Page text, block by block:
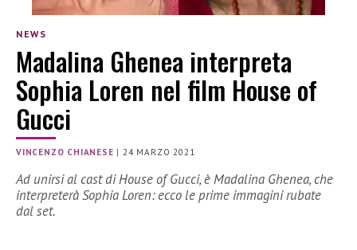
NEWS
Madalina Ghenea interpreta
Sophia Loren nel film House of
Gucci
VINCENZO CHIANESE |24 MARZO 2021
Ad unirsi al cast di House of Gucci, è Madalina Ghenea, che
interpreterà Sophia Loren: ecco le prime immagini rubate
dal set.